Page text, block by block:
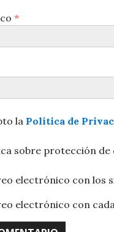
*
la Política de
sobre protección
electrónico con los
electrónico con